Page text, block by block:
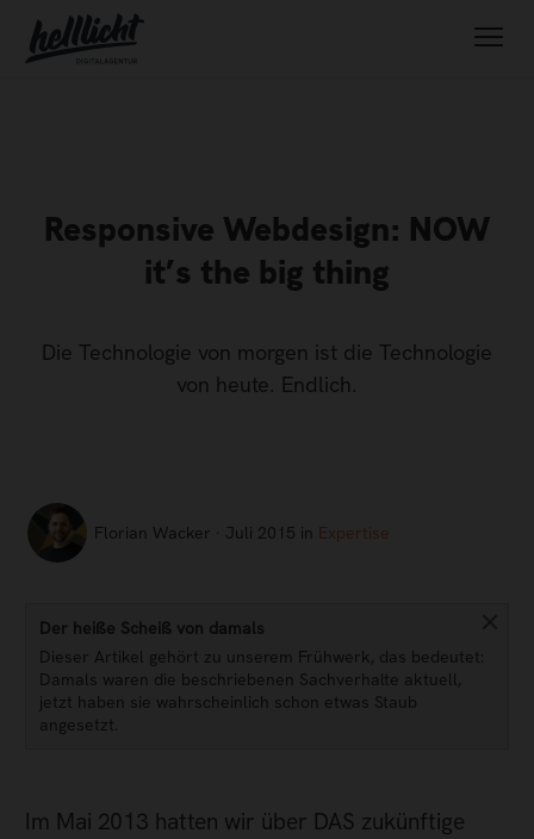
Responsive Webdesign: NOW
it’s the big thing
Die Technologie von morgen ist die Technologie
von heute. Endlich.
Florian Wacker · Juli 2015 in Expertise
Der heiße Scheiß von damals
Dieser Artikel gehört zu unserem Frühwerk, das bedeutet:
Damals waren die beschriebenen Sachverhalte aktuell,
jetzt haben sie wahrscheinlich schon etwas Staub
angesetzt.
Im Mai 2013 hatten wir über DAS zukünftige